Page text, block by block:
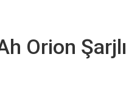
Orion Şarjlı